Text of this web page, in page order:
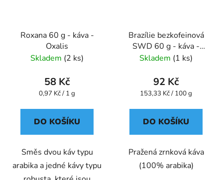
Roxana 60 g - káva -
Oxalis
Skladem (2 ks)
58 Kč
Měrná
0,97 Kč / 1 g
DO KOŠÍKU
Směs dvou káv typu
arabika a jedné kávy typu
Brazílie bezkofeinová
SWD 60 g - káva -
Oxalis
Skladem (1 ks)
92 Kč
Měrná
153,33 Kč / 100 g
DO KOŠÍKU
Pražená zrnková káva
(100% arabika)